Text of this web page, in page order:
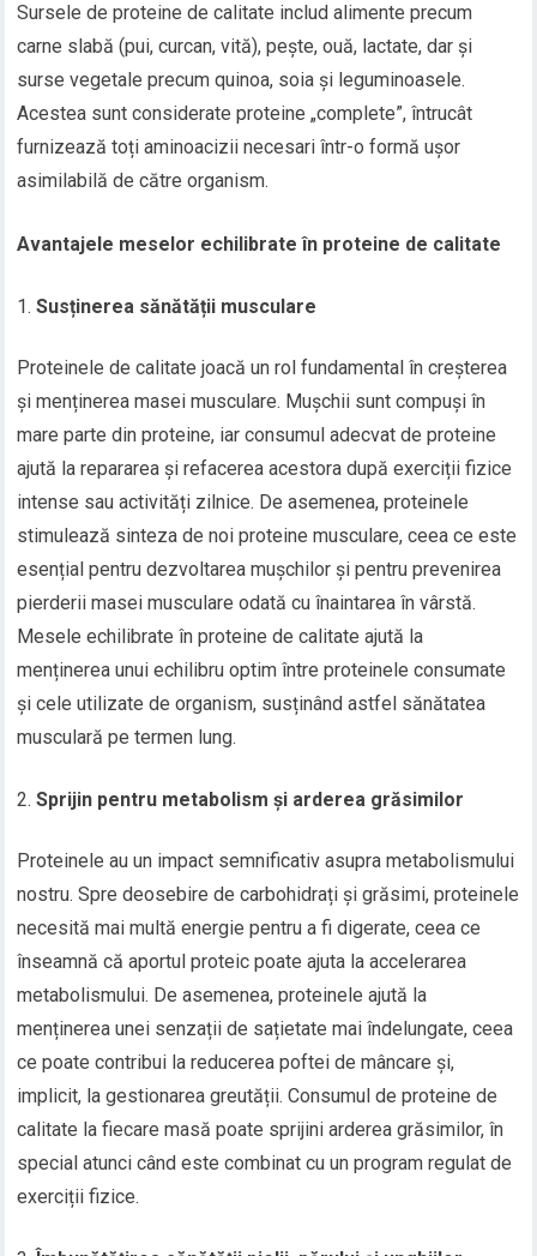
Sursele de proteine de calitate includ alimente precum
carne slabă (pui, curcan, vită), pește, ouă, lactate, dar și
surse vegetale precum quinoa, soia și leguminoasele.
Acestea sunt considerate proteine „complete”, întrucât
furnizează toți aminoacizii necesari într-o formă ușor
asimilabilă de către organism.
Avantajele meselor echilibrate în proteine de calitate
Susținerea sănătății musculare
Proteinele de calitate joacă un rol fundamental în creșterea
și menținerea masei musculare. Mușchii sunt compuși în
mare parte din proteine, iar consumul adecvat de proteine
ajută la repararea și refacerea acestora după exerciții fizice
intense sau activități zilnice. De asemenea, proteinele
stimulează sinteza de noi proteine musculare, ceea ce este
esențial pentru dezvoltarea mușchilor și pentru prevenirea
pierderii masei musculare odată cu înaintarea în vârstă.
Mesele echilibrate în proteine de calitate ajută la
menținerea unui echilibru optim între proteinele consumate
și cele utilizate de organism, susținând astfel sănătatea
musculară pe termen lung.
Sprijin pentru metabolism și arderea grăsimilor
Proteinele au un impact semnificativ asupra metabolismului
nostru. Spre deosebire de carbohidrați și grăsimi, proteinele
necesită mai multă energie pentru a fi digerate, ceea ce
înseamnă că aportul proteic poate ajuta la accelerarea
metabolismului. De asemenea, proteinele ajută la
menținerea unei senzații de sațietate mai îndelungate, ceea
ce poate contribui la reducerea poftei de mâncare și,
implicit, la gestionarea greutății. Consumul de proteine de
calitate la fiecare masă poate sprijini arderea grăsimilor, în
special atunci când este combinat cu un program regulat de
exerciții fizice.